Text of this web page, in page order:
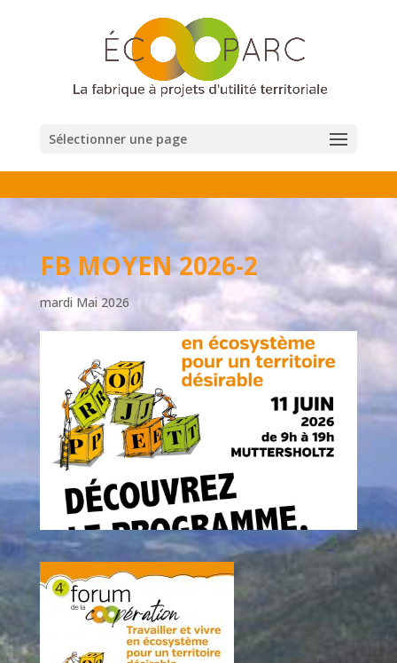
Sélectionner une page
FB MOYEN 2026-2
mardi Mai 2026